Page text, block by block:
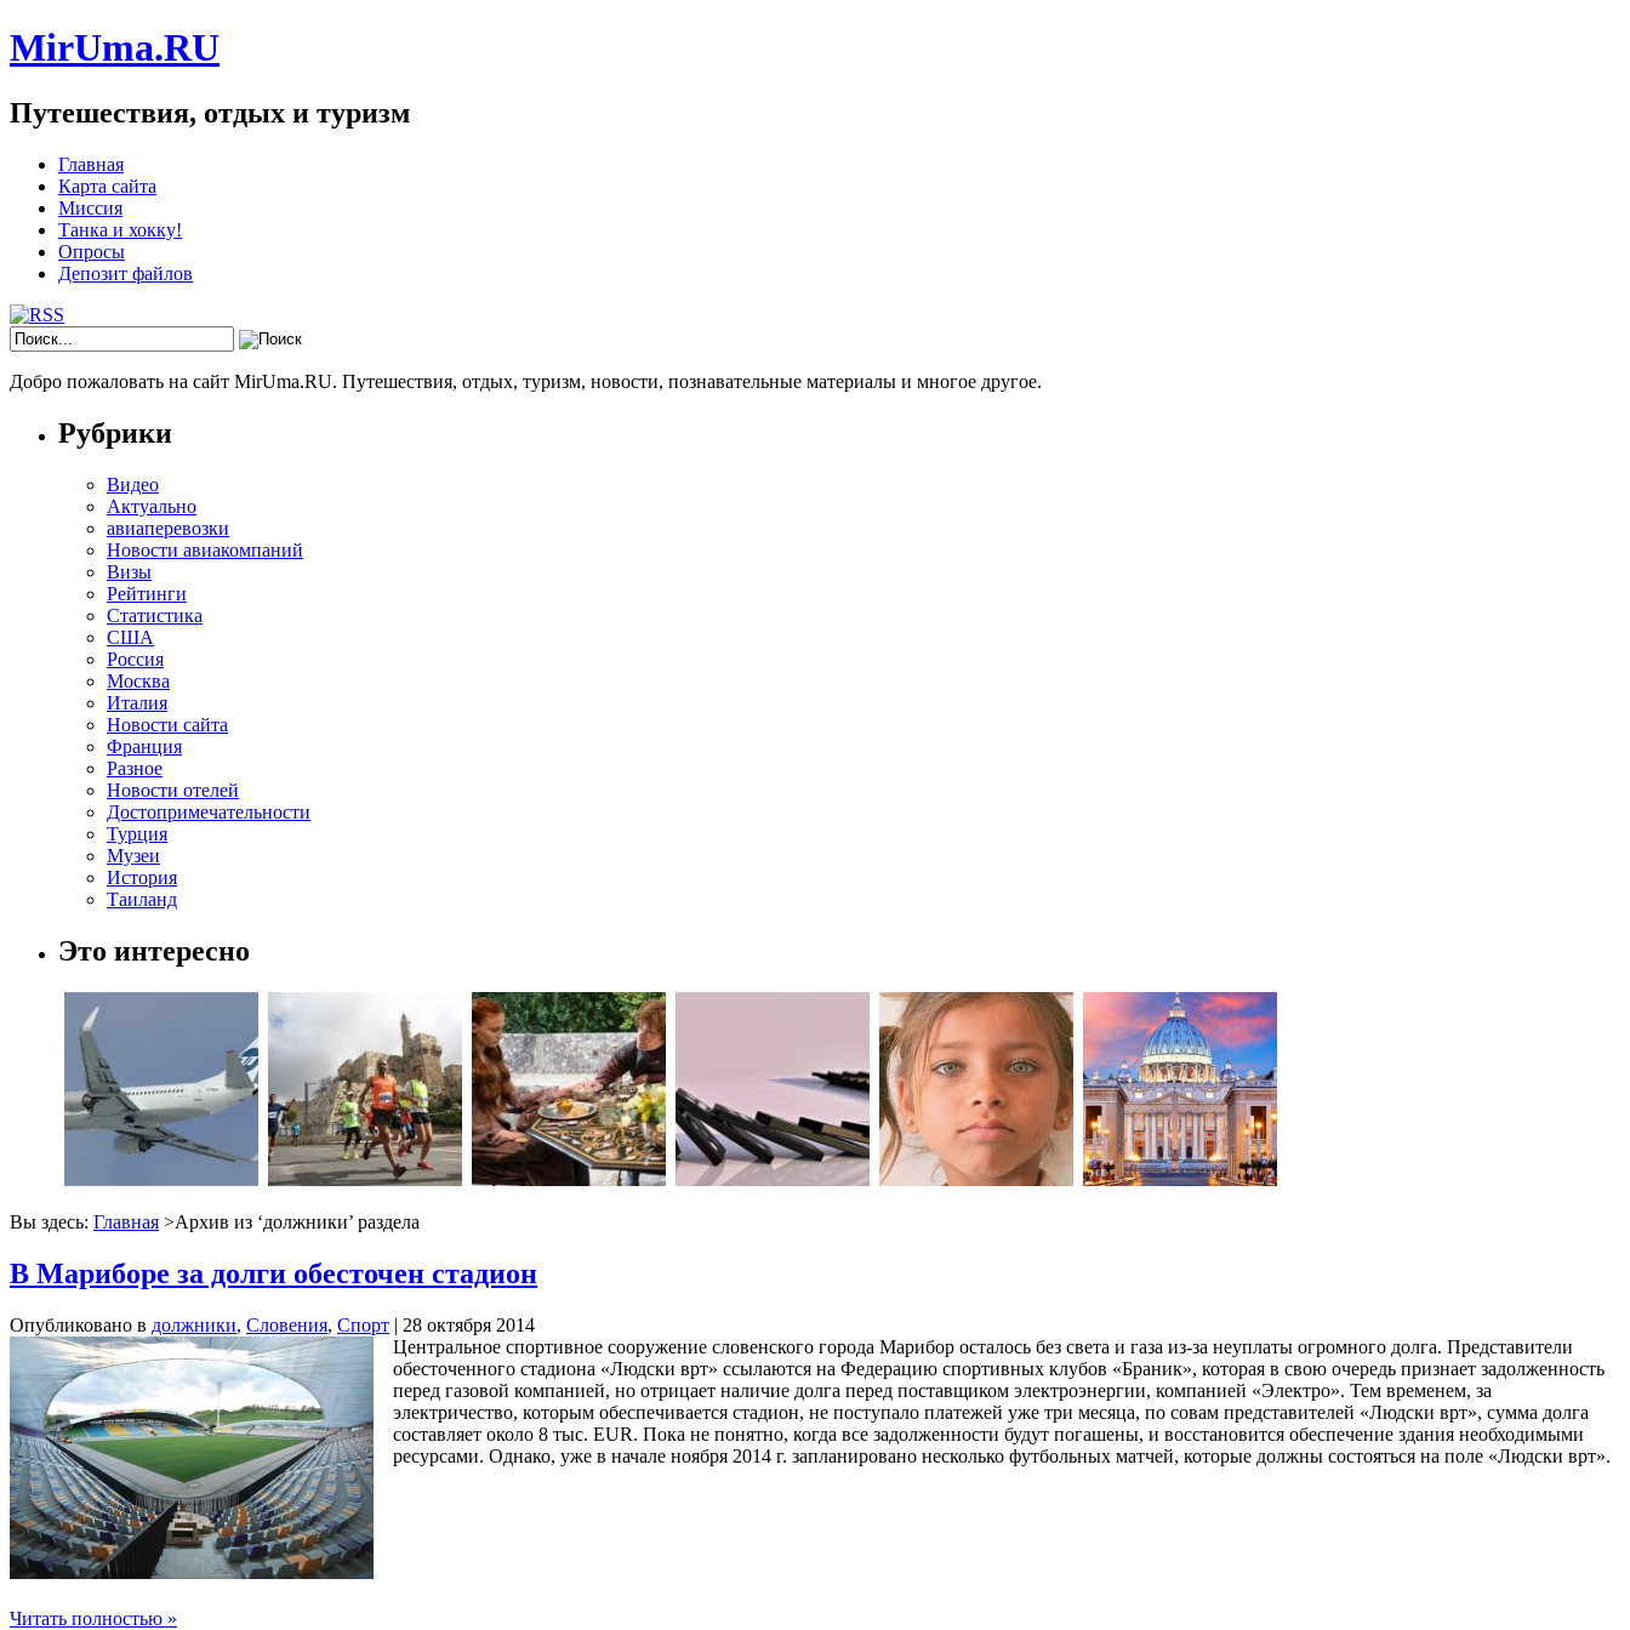
MirUma.RU
Путешествия, отдых и туризм
Главная
Карта сайта
Миссия
Танка и хокку!
Опросы
Депозит файлов
Добро пожаловать на сайт MirUma.RU. Путешествия, отдых, туризм, новости, познавательные материалы и многое другое.
Рубрики
Видео
Актуально
авиаперевозки
Новости авиакомпаний
Визы
Рейтинги
Статистика
США
Россия
Москва
Италия
Новости сайта
Франция
Разное
Новости отелей
Достопримечательности
Турция
Музеи
История
Таиланд
Это интересно
Вы здесь: Главная >Архив из ‘должники’ раздела
В Мариборе за долги обесточен стадион
Опубликовано в должники, Словения, Спорт | 28 октября 2014
Центральное спортивное сооружение словенского города Марибор осталось без света и газа из-за неуплаты огромного долга. Представители
обесточенного стадиона «Людски врт» ссылаются на Федерацию спортивных клубов «Браник», которая в свою очередь признает задолженность
перед газовой компанией, но отрицает наличие долга перед поставщиком электроэнергии, компанией «Электро». Тем временем, за
электричество, которым обеспечивается стадион, не поступало платежей уже три месяца, по совам представителей «Людски врт», сумма долга
составляет около 8 тыс. EUR. Пока не понятно, когда все задолженности будут погашены, и восстановится обеспечение здания необходимыми
ресурсами. Однако, уже в начале ноября 2014 г. запланировано несколько футбольных матчей, которые должны состояться на поле «Людски врт».
Читать полностью »